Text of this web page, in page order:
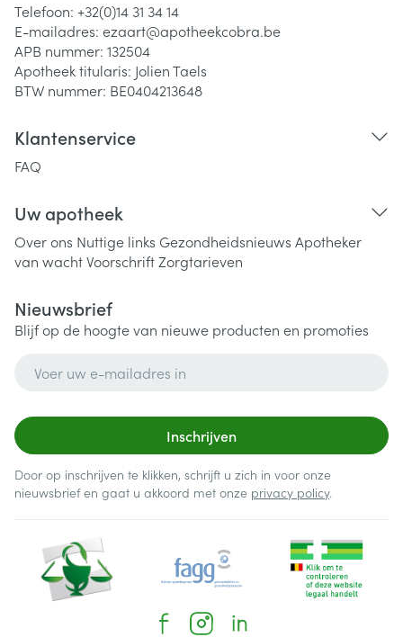
Telefoon: +32(0)14 31 34 14
E-mailadres: ezaart@apotheekcobra.be
APB nummer: 132504
Apotheek titularis: Jolien Taels
BTW nummer: BE0404213648
Klantenservice
FAQ
Uw apotheek
Over ons Nuttige links Gezondheidsnieuws Apotheker
van wachtVoorschriftZorgtarieven
Nieuwsbrief
Blijf op de hoogte van nieuwe producten en promoties
Inschrijven
Door op inschrijven te klikken, schrijft u zich in voor onze
nieuwsbrief en gaat u akkoord met onze privacy policy.